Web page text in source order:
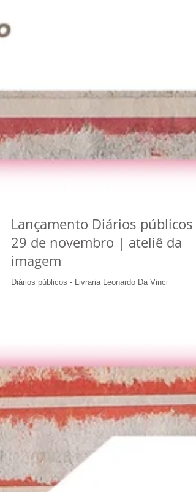
Lançamento Diários públicos |
29 de novembro | ateliê da
imagem